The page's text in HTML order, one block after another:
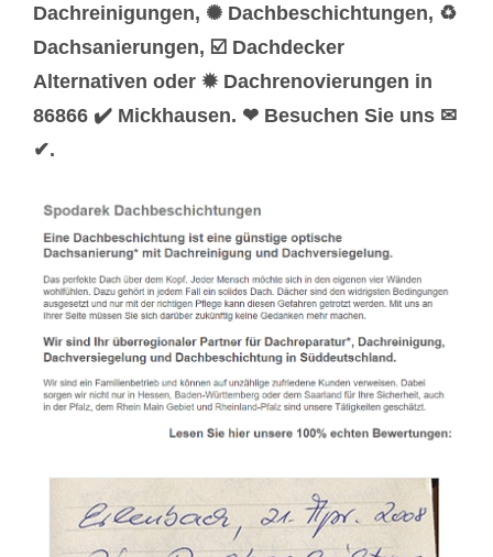
Dachreinigungen, ✺ Dachbeschichtungen, ♻
Dachsanierungen, ☑️ Dachdecker
Alternativen oder ✹ Dachrenovierungen in
86866 ✔️ Mickhausen. ❤ Besuchen Sie uns ✉
✔.